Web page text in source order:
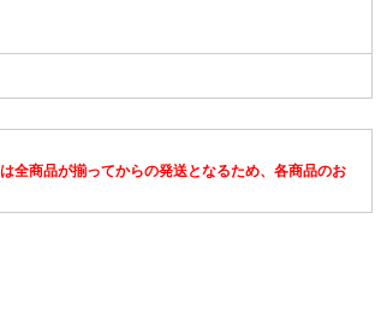
全商品が揃ってからの発送となるため、各商品のお